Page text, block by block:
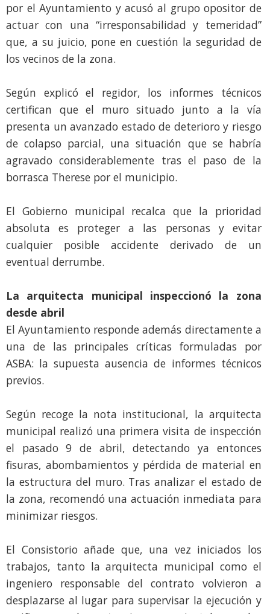
por el Ayuntamiento y acusó al grupo opositor de
actuar con una “irresponsabilidad y temeridad”
que, a su juicio, pone en cuestión la seguridad de
los vecinos de la zona.
Según explicó el regidor, los informes técnicos
certifican que el muro situado junto a la vía
presenta un avanzado estado de deterioro y riesgo
de colapso parcial, una situación que se habría
agravado considerablemente tras el paso de la
borrasca Therese por el municipio.
El Gobierno municipal recalca que la prioridad
absoluta es proteger a las personas y evitar
cualquier posible accidente derivado de un
eventual derrumbe.
La arquitecta municipal inspeccionó la zona
desde abril
El Ayuntamiento responde además directamente a
una de las principales críticas formuladas por
ASBA: la supuesta ausencia de informes técnicos
previos.
Según recoge la nota institucional, la arquitecta
municipal realizó una primera visita de inspección
el pasado 9 de abril, detectando ya entonces
fisuras, abombamientos y pérdida de material en
la estructura del muro. Tras analizar el estado de
la zona, recomendó una actuación inmediata para
minimizar riesgos.
El Consistorio añade que, una vez iniciados los
trabajos, tanto la arquitecta municipal como el
ingeniero responsable del contrato volvieron a
desplazarse al lugar para supervisar la ejecución y